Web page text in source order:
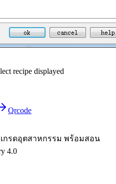
recipe displayed
Qrcode
เกรดอุตสาหกรรม พร้อมสอน
4.0